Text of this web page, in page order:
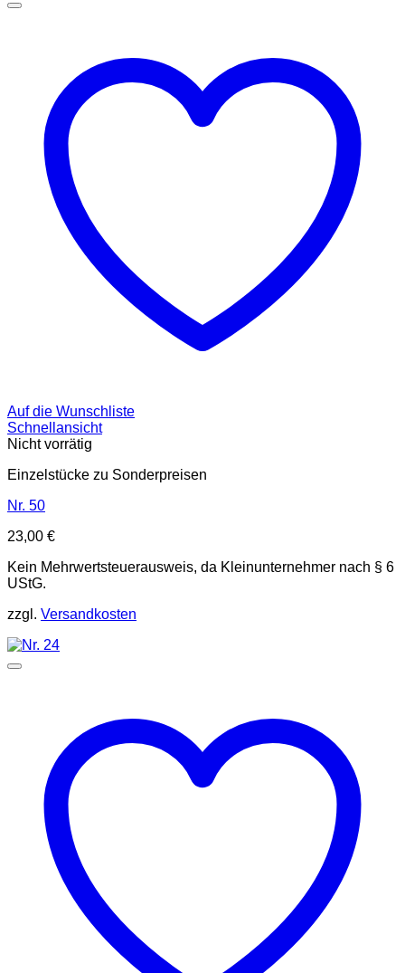
Auf die Wunschliste
Schnellansicht
Nicht vorrätig
Einzelstücke zu Sonderpreisen
Nr. 50
23,00 €
Kein Mehrwertsteuerausweis, da Kleinunternehmer nach § 6
UStG.
zzgl. Versandkosten